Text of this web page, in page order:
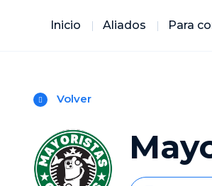
Inicio Aliados Para
Volver